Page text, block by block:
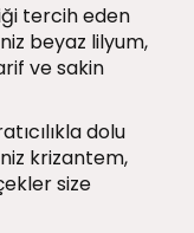
tercih eden
beyaz lilyum,
ve sakin
dolu
krizantem,
size